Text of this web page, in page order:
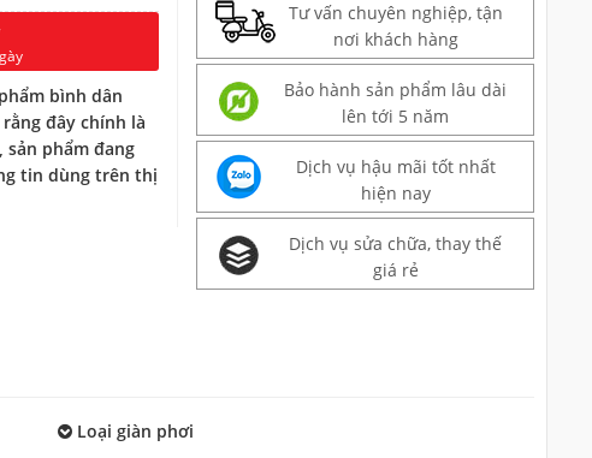
bình dân
đây chính là
phẩm đang
tin dùng trên thị
Tư vấn chuyên nghiệp, tận
nơi khách hàng
Bảo hành sản phẩm lâu dài
lên tới 5 năm
Dịch vụ hậu mãi tốt nhất
hiện nay
Dịch vụ sửa chữa, thay thế
giá rẻ
Loại giàn phơi